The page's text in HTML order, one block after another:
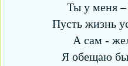
Ты у меня –
Пусть жизнь
А сам -
Я обещаю